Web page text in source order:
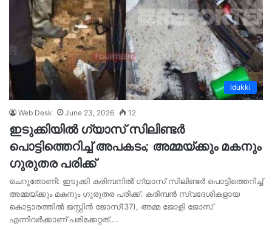
Idukki
Web Desk June 23, 2026 12
ഇടുക്കിയില്‍ ഗ്യാസ് സിലിണ്ടര്‍
പൊട്ടിത്തെറിച്ച് അപകടം; അമ്മയ്ക്കും മകനും
ഗുരുതര പരിക്ക്
ചെറുതോണി: ഇടുക്കി കരിമ്പനില്‍ ഗ്യാസ് സിലിണ്ടര്‍ പൊട്ടിത്തെറിച്ച്
അമ്മയ്ക്കും മകനും ഗുരുതര പരിക്ക്. കരിമ്പന്‍ സ്വദേശികളായ
കൊട്ടാരത്തില്‍ ജസ്റ്റിന്‍ ജോസ്(37), അമ്മ ജോളി ജോസ്
എന്നിവര്‍ക്കാണ് പരിക്കേറ്റത്.…